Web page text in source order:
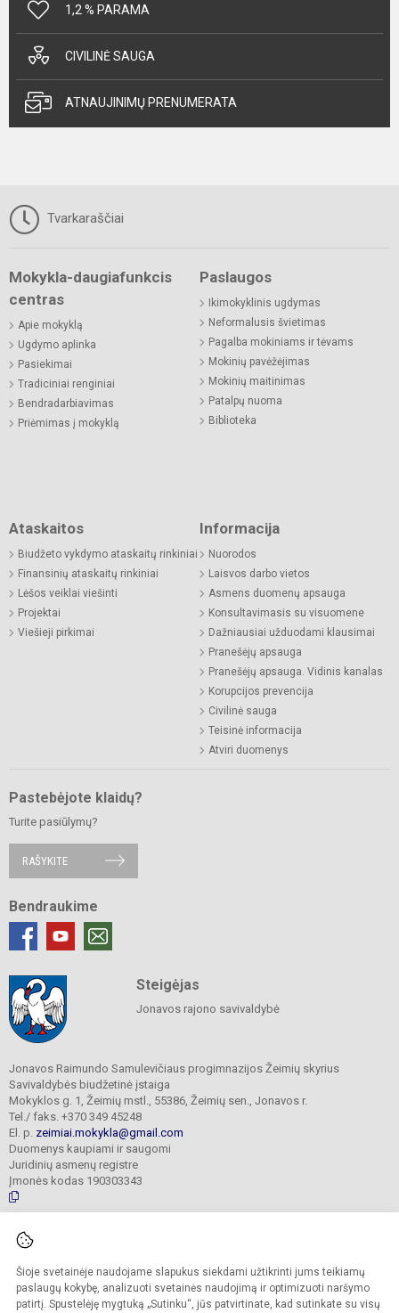
Šioje svetainėje naudojame slapukus siekdami užtikrinti jums teikiamų
paslaugų kokybę, analizuoti svetainės naudojimą ir optimizuoti naršymo
patirtį. Spustelėję mygtuką „Sutinku“, jūs patvirtinate, kad sutinkate su visų
1,2 % PARAMA
CIVILINĖ SAUGA
ATNAUJINIMŲ PRENUMERATA
Tvarkaraščiai
Mokykla-daugiafunkcis
centras
Apie mokyklą
Ugdymo aplinka
Pasiekimai
Tradiciniai renginiai
Bendradarbiavimas
Priėmimas į mokyklą
Paslaugos
Ikimokyklinis ugdymas
Neformalusis švietimas
Pagalba mokiniams ir tėvams
Mokinių pavėžėjimas
Mokinių maitinimas
Patalpų nuoma
Biblioteka
Ataskaitos
Biudžeto vykdymo ataskaitų rinkiniai
Finansinių ataskaitų rinkiniai
Lėšos veiklai viešinti
Projektai
Viešieji pirkimai
Informacija
Nuorodos
Laisvos darbo vietos
Asmens duomenų apsauga
Konsultavimasis su visuomene
Dažniausiai užduodami klausimai
Pranešėjų apsauga
Pranešėjų apsauga. Vidinis kanalas
Korupcijos prevencija
Civilinė sauga
Teisinė informacija
Atviri duomenys
Pastebėjote klaidų?
Turite pasiūlymų?
RAŠYKITE
Bendraukime
Steigėjas
Jonavos rajono savivaldybė
Jonavos Raimundo Samulevičiaus progimnazijos Žeimių skyrius
Savivaldybės biudžetinė įstaiga
Mokyklos g. 1, Žeimių mstl., 55386, Žeimių sen., Jonavos r.
Tel./ faks. +370 349 45248
El. p. zeimiai.mokykla@gmail.com
Duomenys kaupiami ir saugomi
Juridinių asmenų registre
Įmonės kodas 190303343
© 2025. Jonavos Raimundo Samulevičiaus progimnazija Žeimių skyrius. Visos
Kopijuoti turinį be raštiško įstaigos administracijos sutikimo griežtai draudžiama.